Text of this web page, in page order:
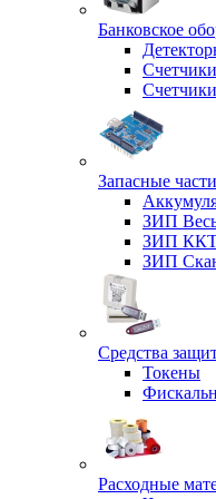
Банковское
Запасные части
ЗИП
ЗИП
ЗИП
Средства
Токены
Расходные